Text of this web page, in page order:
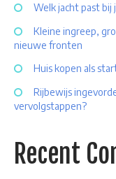
Welk jacht past bij
Kleine ingreep,
nieuwe fronten
Huis kopen als
Rijbewijs
vervolgstappen?
Recent